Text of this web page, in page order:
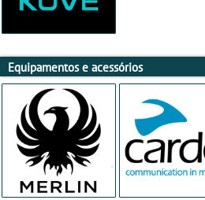
Equipamentos e acessórios